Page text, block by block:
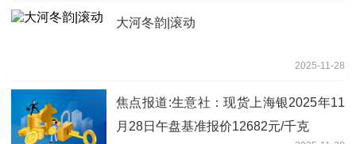
大河冬韵|滚动
2025-11-28
焦点报道:生意社：现货上海银2025年11
月28日午盘基准报价12682元/千克